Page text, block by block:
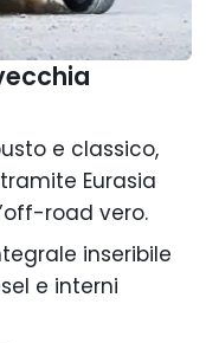
e classico,
Eurasia
road vero.
inseribile
e interni